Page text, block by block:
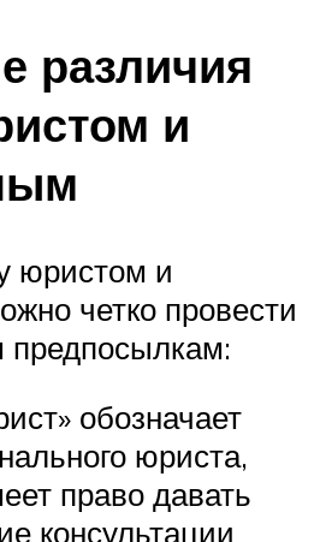
различия
и
юристом и
четко провести
обозначает
юриста,
право давать
консультации